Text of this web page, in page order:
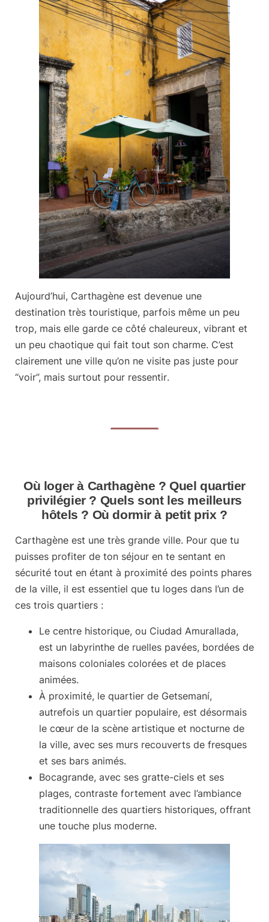
Aujourd’hui, Carthagène est devenue une
destination très touristique, parfois même un peu
trop, mais elle garde ce côté chaleureux, vibrant et
un peu chaotique qui fait tout son charme. C’est
clairement une ville qu’on ne visite pas juste pour
“voir”, mais surtout pour ressentir.
Où loger à Carthagène ? Quel quartier
privilégier ? Quels sont les meilleurs
hôtels ? Où dormir à petit prix ?
Carthagène est une très grande ville. Pour que tu
puisses profiter de ton séjour en te sentant en
sécurité tout en étant à proximité des points phares
de la ville, il est essentiel que tu loges dans l’un de
ces trois quartiers :
Le centre historique, ou Ciudad Amurallada,
est un labyrinthe de ruelles pavées, bordées de
maisons coloniales colorées et de places
animées.
À proximité, le quartier de Getsemaní,
autrefois un quartier populaire, est désormais
le cœur de la scène artistique et nocturne de
la ville, avec ses murs recouverts de fresques
et ses bars animés.
Bocagrande, avec ses gratte-ciels et ses
plages, contraste fortement avec l’ambiance
traditionnelle des quartiers historiques, offrant
une touche plus moderne.